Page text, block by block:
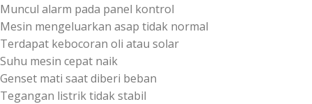
Muncul alarm pada panel kontrol
Mesin mengeluarkan asap tidak normal
Terdapat kebocoran oli atau solar
Suhu mesin cepat naik
Genset mati saat diberi beban
Tegangan listrik tidak stabil